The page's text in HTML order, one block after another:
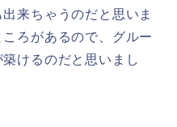
来ちゃうのだと思いま
ろがあるので、グルー
けるのだと思いまし